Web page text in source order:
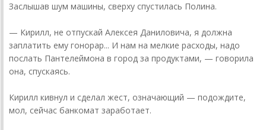
Заслышав шум машины, сверху спустилась Полина.
— Кирилл, не отпускай Алексея Даниловича, я должна
заплатить ему гонорар... И нам на мелкие расходы, надо
послать Пантелеймона в город за продуктами, — говорила
она, спускаясь.
Кирилл кивнул и сделал жест, означающий — подождите,
мол, сейчас банкомат заработает.